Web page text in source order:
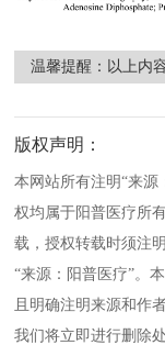
温馨提醒：以上内
版权声明：
本网站所有注明“来源
权均属于阳普医疗所
载，授权转载时须注明
“来源：阳普医疗”。
且明确注明来源和作
我们将立即进行删除处